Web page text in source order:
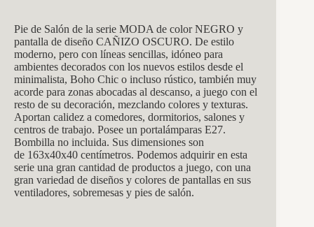
Pie de Salón de la serie MODA de color NEGRO y
pantalla de diseño CAÑIZO OSCURO. De estilo
moderno, pero con líneas sencillas, idóneo para
ambientes decorados con los nuevos estilos desde el
minimalista, Boho Chic o incluso rústico, también muy
acorde para zonas abocadas al descanso, a juego con el
resto de su decoración, mezclando colores y texturas.
Aportan calidez a comedores, dormitorios, salones y
centros de trabajo. Posee un portalámparas E27.
Bombilla no incluida. Sus dimensiones son
de 163x40x40 centímetros. Podemos adquirir en esta
serie una gran cantidad de productos a juego, con una
gran variedad de diseños y colores de pantallas en sus
ventiladores, sobremesas y pies de salón.